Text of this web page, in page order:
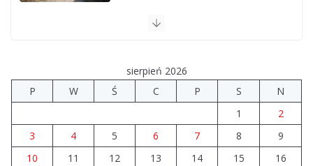
Mocny start Tura i Teleszyny.
10.08.2026
V liga wystartowała. Tulisia
przegrywa, Orzeł wygrywa
10.08.2026
sierpień 2026
P
W Ś C P S
N
1
2
3
4 5 6 7 8
9
10
11 12 13 14 15
16